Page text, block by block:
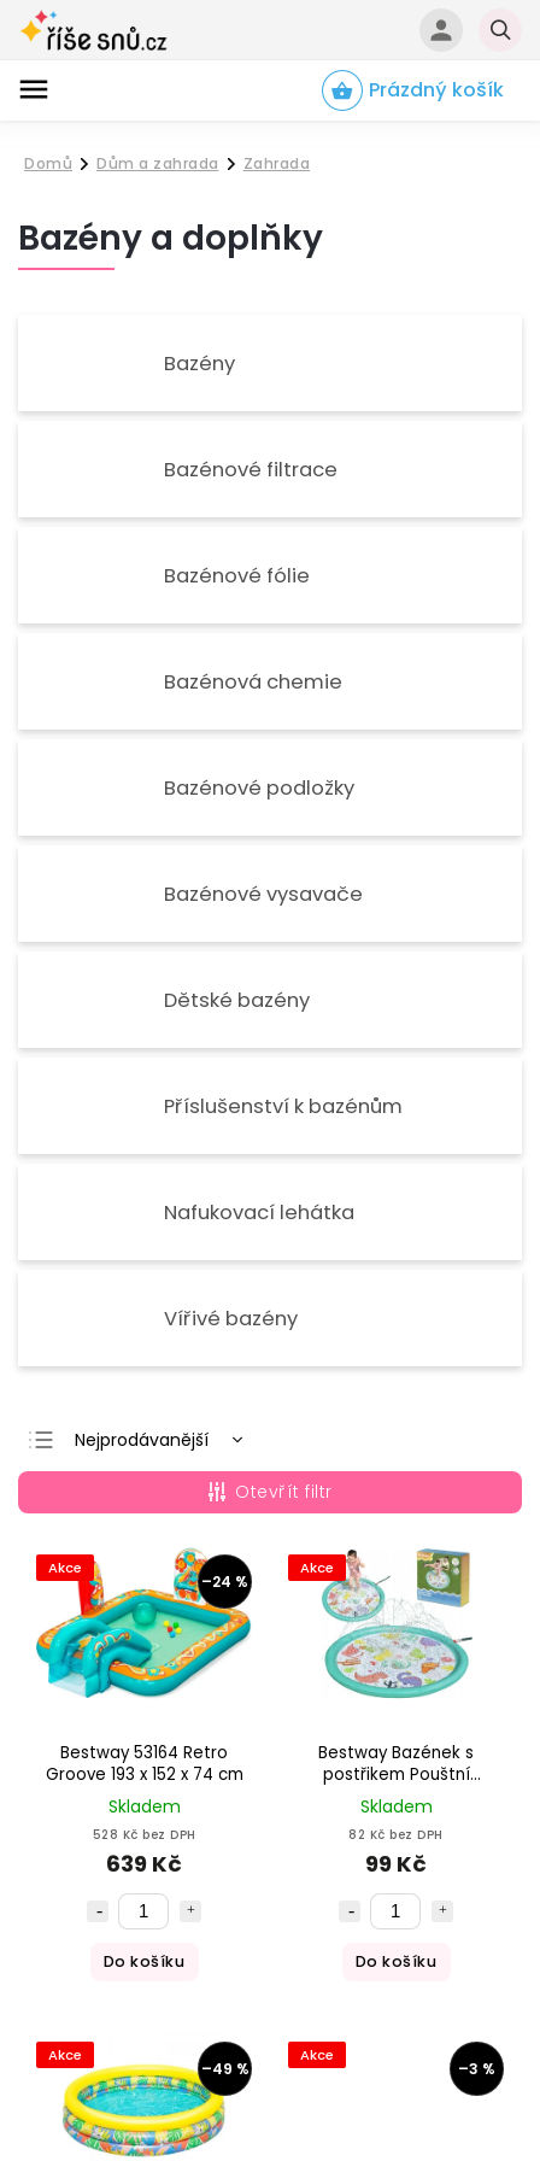
Prázdný košík
Domů
/
Dům a zahrada
/
Zahrada
Bazény a doplňky
Bazény
Bazénové filtrace
Bazénové fólie
Bazénová chemie
Bazénové podložky
Bazénové vysavače
Dětské bazény
Příslušenství k bazénům
Nafukovací lehátka
Vířivé bazény
Nejprodávanější
Nejlevnější
Nejdražší
Abecedně
Otevřít filtr
Akce
–24 %
Bestway 53164 Retro
Groove 193 x 152 x 74 cm
Skladem
528 Kč bez DPH
639 Kč
Do košíku
Akce
Bestway Bazének s
postřikem Pouštní
dinosaurus Ø 122 cm
Skladem
82 Kč bez DPH
99 Kč
Do košíku
Akce
–49 %
Akce
–3 %